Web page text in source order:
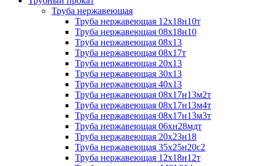
Труба нержавеющая
Труба нержавеющая 12х18н10т
Труба нержавеющая 08х18н10
Труба нержавеющая 08х13
Труба нержавеющая 08х17т
Труба нержавеющая 20х13
Труба нержавеющая 30х13
Труба нержавеющая 40х13
Труба нержавеющая 08х17н13м2т
Труба нержавеющая 08х17н13м4т
Труба нержавеющая 08х17н13м3т
Труба нержавеющая 06хн28мдт
Труба нержавеющая 20х23н18
Труба нержавеющая 35х25н20с2
Труба нержавеющая 12х18н12т